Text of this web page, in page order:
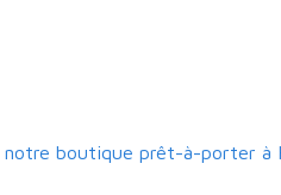
boutique prêt-à-porter à